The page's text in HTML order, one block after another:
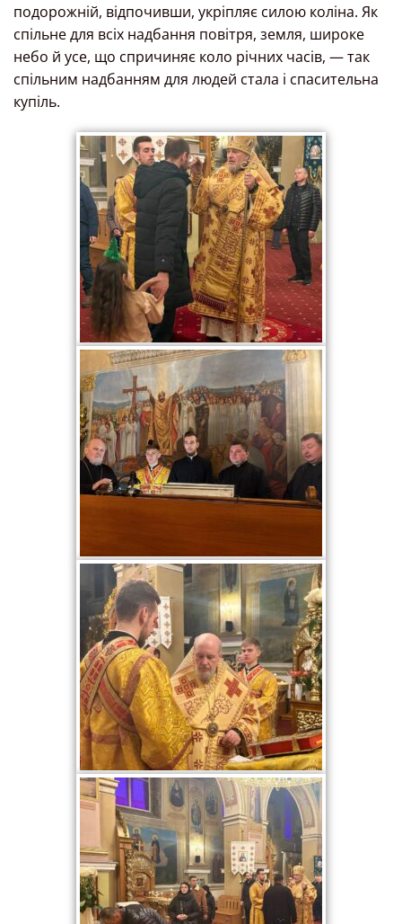
подорожній, відпочивши, укріпляє силою коліна. Як
спільне для всіх надбання повітря, земля, широке
небо й усе, що спричиняє коло річних часів, — так
спільним надбанням для людей стала і спасительна
купіль.